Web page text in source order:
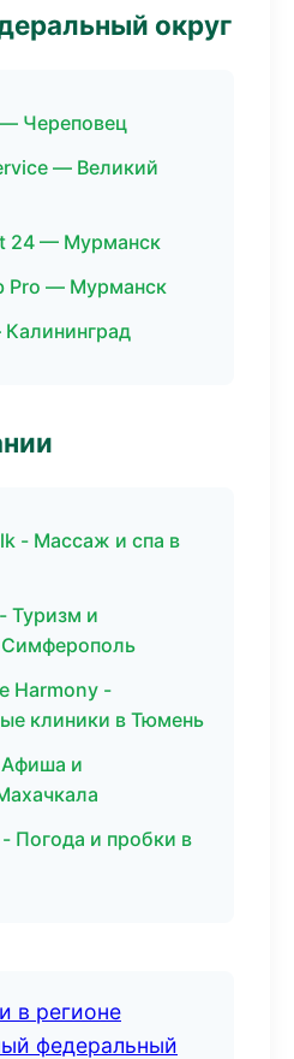
округ
Череповец
— Великий
24 — Мурманск
Pro — Мурманск
- Массаж и спа в
Туризм и
Симферополь
Harmony -
клиники в Тюмень
и
Погода и пробки в
в регионе
федеральный